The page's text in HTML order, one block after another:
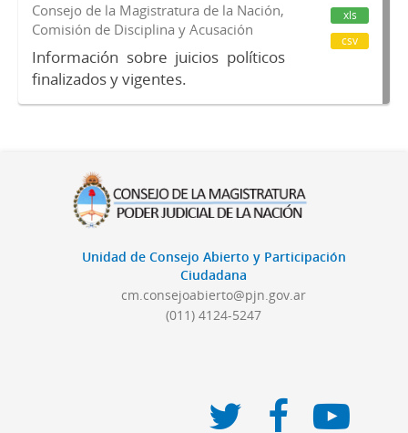
Consejo de la Magistratura de la Nación,
Comisión de Disciplina y Acusación
Información sobre juicios políticos
finalizados y vigentes.
xls
csv
Unidad de Consejo Abierto y Participación
Ciudadana
cm.consejoabierto@pjn.gov.ar
(011) 4124-5247